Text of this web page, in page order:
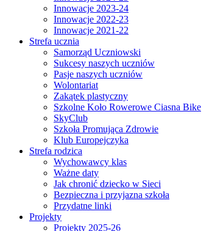
Innowacje 2023-24
Innowacje 2022-23
Innowacje 2021-22
Strefa ucznia
Samorząd Uczniowski
Sukcesy naszych uczniów
Pasje naszych uczniów
Wolontariat
Zakątek plastyczny
Szkolne Koło Rowerowe Ciasna Bike
SkyClub
Szkoła Promująca Zdrowie
Klub Europejczyka
Strefa rodzica
Wychowawcy klas
Ważne daty
Jak chronić dziecko w Sieci
Bezpieczna i przyjazna szkoła
Przydatne linki
Projekty
Projekty 2025-26